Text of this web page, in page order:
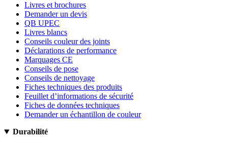
Livres et brochures
Demander un devis
QB UPEC
Livres blancs
Conseils couleur des joints
Déclarations de performance
Marquages CE
Conseils de pose
Conseils de nettoyage
Fiches techniques des produits
Feuillet d’informations de sécurité
Fiches de données techniques
Demander un échantillon de couleur
Durabilité